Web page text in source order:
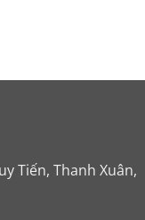
Tiến, Thanh Xuân,